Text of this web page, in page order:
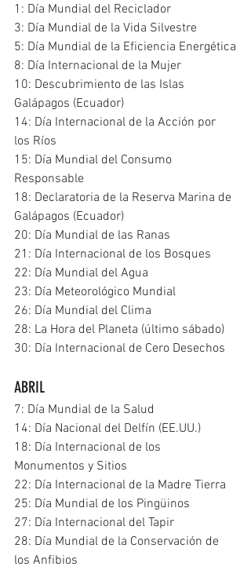
1: Día Mundial del Reciclador
3: Día Mundial de la Vida Silvestre
5: Día Mundial de la Eficiencia Energética
8: Día Internacional de la Mujer
10: Descubrimiento de las Islas
Galápagos (Ecuador)
14: Día Internacional de la Acción por
los Ríos
15: Día Mundial del Consumo
Responsable
18: Declaratoria de la Reserva Marina de
Galápagos (Ecuador)
20: Día Mundial de las Ranas
21: Día Internacional de los Bosques
22: Día Mundial del Agua
23: Día Meteorológico Mundial
26: Día Mundial del Clima
28: La Hora del Planeta (último sábado)
30: Día Internacional de Cero Desechos
ABRIL
7: Día Mundial de la Salud
14: Día Nacional del Delfín (EE.UU.)
18: Día Internacional de los
Monumentos y Sitios
22: Día Internacional de la Madre Tierra
25: Día Mundial de los Pingüinos
27: Día Internacional del Tapir
28: Día Mundial de la Conservación de
los Anfibios